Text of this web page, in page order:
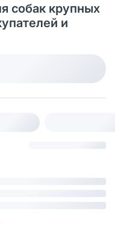
собак крупных
и